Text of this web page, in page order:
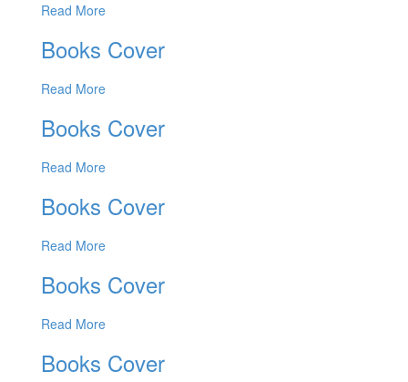
Read More
Books Cover
Read More
Books Cover
Read More
Books Cover
Read More
Books Cover
Read More
Books Cover